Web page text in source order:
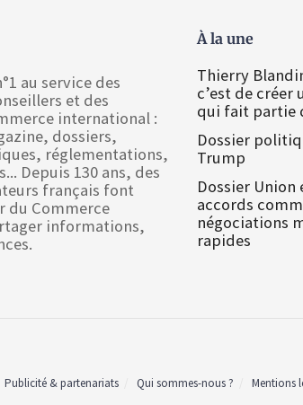
au service des
et des
international :
dossiers,
réglementations,
Depuis 130 ans, des
français font
du Commerce
informations,
À la une
Thierry
c’est de
qui fait partie
Dossier
Trump
Dossier Union
accords
négociations
rapides
Publicité & partenariats Qui sommes-nous ? Mentions